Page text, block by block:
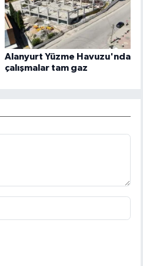
Alanyurt Yüzme Havuzu'nda
çalışmalar tam gaz